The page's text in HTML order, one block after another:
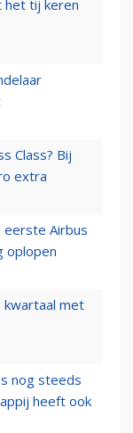
het tij keren
Class? Bij
extra
eerste Airbus
oplopen
kwartaal met
nog steeds
heeft ook